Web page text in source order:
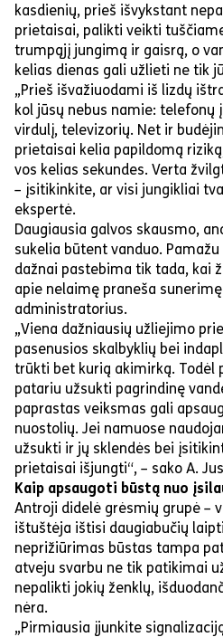
kasdienių, prieš išvykstant
prietaisai, palikti veikti
trumpąjį jungimą ir gaisrą, o
kelias dienas gali užlieti ne tik
„Prieš išvažiuodami iš lizdų
kol jūsų nebus namie: telefonų
virdulį, televizorių. Net ir
prietaisai kelia papildomą
vos kelias sekundes. Verta
– įsitikinkite, ar visi jungikliai
ekspertė.
Daugiausia galvos skausmo,
sukelia būtent vanduo.
dažnai pastebima tik tada, kai
apie nelaimę praneša
administratorius.
„Viena dažniausių užliejimo
pasenusios skalbyklių bei
trūkti bet kurią akimirką. Todėl
patariu užsukti pagrindinę
paprastas veiksmas gali
nuostolių. Jei namuose
užsukti ir jų sklendės bei
prietaisai išjungti“, – sako A.
Kaip apsaugoti būstą nuo
Antroji didelė grėsmių grupė –
ištuštėja ištisi daugiabučių
neprižiūrimas būstas tampa
atveju svarbu ne tik patikimai
nepalikti jokių ženklų,
nėra.
„Pirmiausia įjunkite